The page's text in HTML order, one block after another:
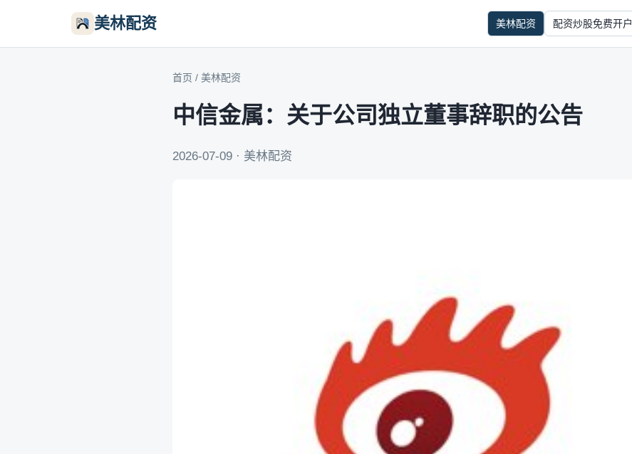
美林配资 美林配资 配资炒股免费开户
首页 / 美林配资
中信金属：关于公司独立董事辞职的公告
2026-07-09 · 美林配资